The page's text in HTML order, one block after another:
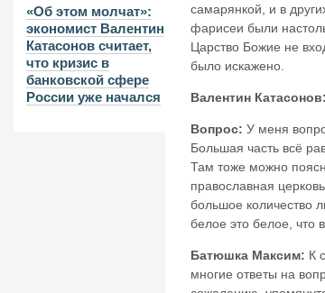
«Об этом молчат»:
экономист Валентин
Катасонов считает,
что кризис в
банковской сфере
России уже начался
самарянкой, и в
фарисеи были
Царство Божие не
было искажено.
Валентин Катасонов:
Вопрос: У меня
Большая часть всё
Там тоже можно
православная
большое количество
белое это белое, что
Батюшка Максим: К
многие ответы на